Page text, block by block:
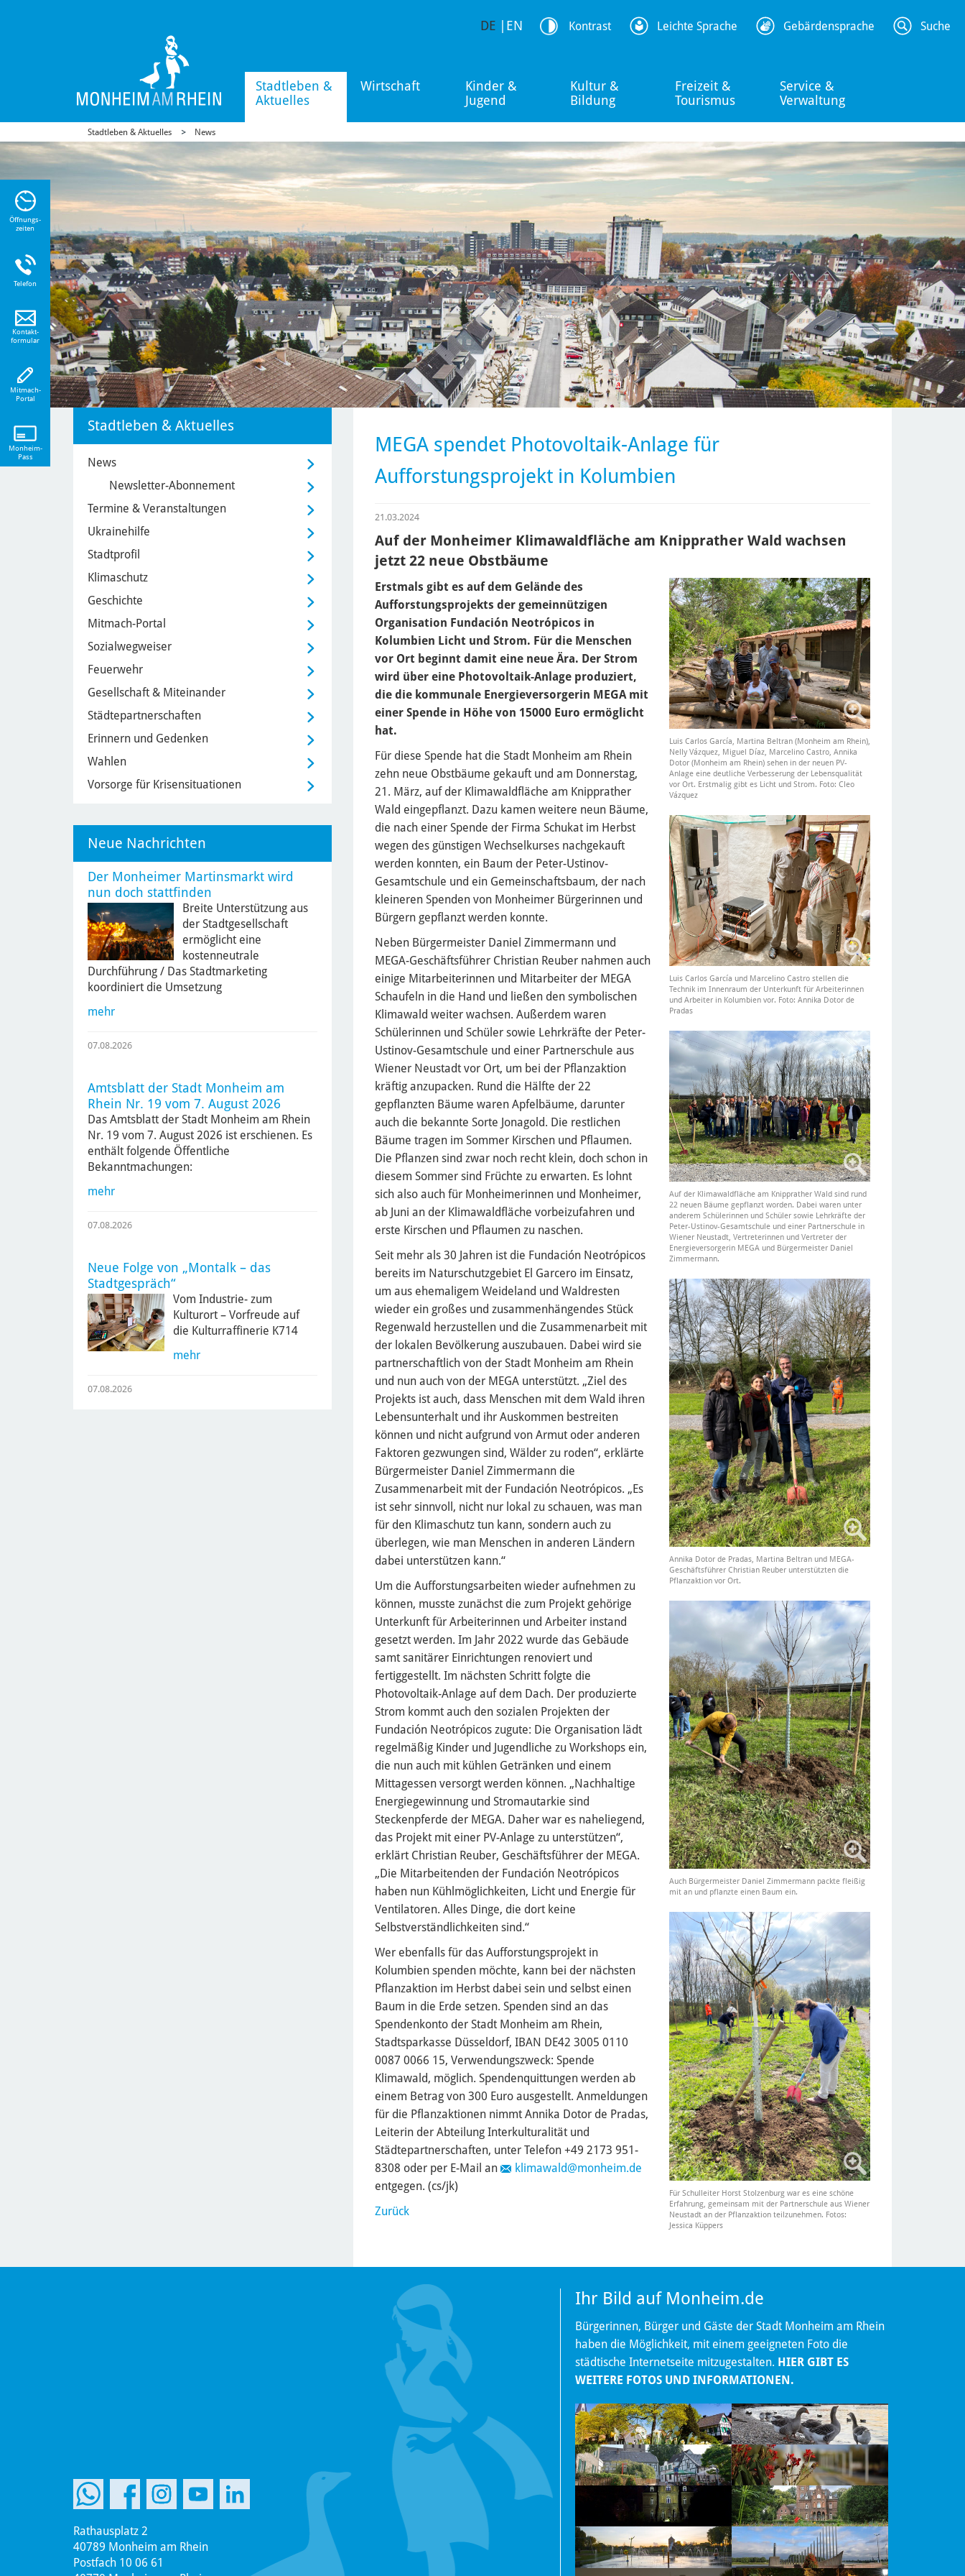
Stadtleben &
Aktuelles
Wirtschaft
Kinder &
Jugend
Kultur &
Bildung
Freizeit &
Tourismus
Service &
Verwaltung
DE EN Kontrast Leichte Sprache Gebärdensprache Suche
Stadtleben & Aktuelles News
MEGA spendet Photovoltaik-Anlage für
Aufforstungsprojekt in Kolumbien
21.03.2024
Auf der Monheimer Klimawaldfläche am Knipprather Wald wachsen
jetzt 22 neue Obstbäume
Luis Carlos García, Martina Beltran (Monheim am Rhein),
Nelly Vázquez, Miguel Díaz, Marcelino Castro, Annika
Dotor (Monheim am Rhein) sehen in der neuen PV-
Anlage eine deutliche Verbesserung der Lebensqualität
vor Ort. Erstmalig gibt es Licht und Strom. Foto: Cleo
Vázquez
Luis Carlos García und Marcelino Castro stellen die
Technik im Innenraum der Unterkunft für Arbeiterinnen
und Arbeiter in Kolumbien vor. Foto: Annika Dotor de
Pradas
Auf der Klimawaldfläche am Knipprather Wald sind rund
22 neuen Bäume gepflanzt worden. Dabei waren unter
anderem Schülerinnen und Schüler sowie Lehrkräfte der
Peter-Ustinov-Gesamtschule und einer Partnerschule in
Wiener Neustadt, Vertreterinnen und Vertreter der
Energieversorgerin MEGA und Bürgermeister Daniel
Zimmermann.
Annika Dotor de Pradas, Martina Beltran und MEGA-
Geschäftsführer Christian Reuber unterstützten die
Pflanzaktion vor Ort.
Auch Bürgermeister Daniel Zimmermann packte fleißig
mit an und pflanzte einen Baum ein.
Für Schulleiter Horst Stolzenburg war es eine schöne
Erfahrung, gemeinsam mit der Partnerschule aus Wiener
Neustadt an der Pflanzaktion teilzunehmen. Fotos:
Jessica Küppers
Erstmals gibt es auf dem Gelände des
Aufforstungsprojekts der gemeinnützigen
Organisation Fundación Neotrópicos in
Kolumbien Licht und Strom. Für die Menschen
vor Ort beginnt damit eine neue Ära. Der Strom
wird über eine Photovoltaik-Anlage produziert,
die die kommunale Energieversorgerin MEGA mit
einer Spende in Höhe von 15000 Euro ermöglicht
hat.
Für diese Spende hat die Stadt Monheim am Rhein
zehn neue Obstbäume gekauft und am Donnerstag,
21. März, auf der Klimawaldfläche am Knipprather
Wald eingepflanzt. Dazu kamen weitere neun Bäume,
die nach einer Spende der Firma Schukat im Herbst
wegen des günstigen Wechselkurses nachgekauft
werden konnten, ein Baum der Peter-Ustinov-
Gesamtschule und ein Gemeinschaftsbaum, der nach
kleineren Spenden von Monheimer Bürgerinnen und
Bürgern gepflanzt werden konnte.
Neben Bürgermeister Daniel Zimmermann und
MEGA-Geschäftsführer Christian Reuber nahmen auch
einige Mitarbeiterinnen und Mitarbeiter der MEGA
Schaufeln in die Hand und ließen den symbolischen
Klimawald weiter wachsen. Außerdem waren
Schülerinnen und Schüler sowie Lehrkräfte der Peter-
Ustinov-Gesamtschule und einer Partnerschule aus
Wiener Neustadt vor Ort, um bei der Pflanzaktion
kräftig anzupacken. Rund die Hälfte der 22
gepflanzten Bäume waren Apfelbäume, darunter
auch die bekannte Sorte Jonagold. Die restlichen
Bäume tragen im Sommer Kirschen und Pflaumen.
Die Pflanzen sind zwar noch recht klein, doch schon in
diesem Sommer sind Früchte zu erwarten. Es lohnt
sich also auch für Monheimerinnen und Monheimer,
ab Juni an der Klimawaldfläche vorbeizufahren und
erste Kirschen und Pflaumen zu naschen.
Seit mehr als 30 Jahren ist die Fundación Neotrópicos
bereits im Naturschutzgebiet El Garcero im Einsatz,
um aus ehemaligem Weideland und Waldresten
wieder ein großes und zusammenhängendes Stück
Regenwald herzustellen und die Zusammenarbeit mit
der lokalen Bevölkerung auszubauen. Dabei wird sie
partnerschaftlich von der Stadt Monheim am Rhein
und nun auch von der MEGA unterstützt. „Ziel des
Projekts ist auch, dass Menschen mit dem Wald ihren
Lebensunterhalt und ihr Auskommen bestreiten
können und nicht aufgrund von Armut oder anderen
Faktoren gezwungen sind, Wälder zu roden“, erklärte
Bürgermeister Daniel Zimmermann die
Zusammenarbeit mit der Fundación Neotrópicos. „Es
ist sehr sinnvoll, nicht nur lokal zu schauen, was man
für den Klimaschutz tun kann, sondern auch zu
überlegen, wie man Menschen in anderen Ländern
dabei unterstützen kann.“
Um die Aufforstungsarbeiten wieder aufnehmen zu
können, musste zunächst die zum Projekt gehörige
Unterkunft für Arbeiterinnen und Arbeiter instand
gesetzt werden. Im Jahr 2022 wurde das Gebäude
samt sanitärer Einrichtungen renoviert und
fertiggestellt. Im nächsten Schritt folgte die
Photovoltaik-Anlage auf dem Dach. Der produzierte
Strom kommt auch den sozialen Projekten der
Fundación Neotrópicos zugute: Die Organisation lädt
regelmäßig Kinder und Jugendliche zu Workshops ein,
die nun auch mit kühlen Getränken und einem
Mittagessen versorgt werden können. „Nachhaltige
Energiegewinnung und Stromautarkie sind
Steckenpferde der MEGA. Daher war es naheliegend,
das Projekt mit einer PV-Anlage zu unterstützen“,
erklärt Christian Reuber, Geschäftsführer der MEGA.
„Die Mitarbeitenden der Fundación Neotrópicos
haben nun Kühlmöglichkeiten, Licht und Energie für
Ventilatoren. Alles Dinge, die dort keine
Selbstverständlichkeiten sind.“
Wer ebenfalls für das Aufforstungsprojekt in
Kolumbien spenden möchte, kann bei der nächsten
Pflanzaktion im Herbst dabei sein und selbst einen
Baum in die Erde setzen. Spenden sind an das
Spendenkonto der Stadt Monheim am Rhein,
Stadtsparkasse Düsseldorf, IBAN DE42 3005 0110
0087 0066 15, Verwendungszweck: Spende
Klimawald, möglich. Spendenquittungen werden ab
einem Betrag von 300 Euro ausgestellt. Anmeldungen
für die Pflanzaktionen nimmt Annika Dotor de Pradas,
Leiterin der Abteilung Interkulturalität und
Städtepartnerschaften, unter Telefon +49 2173 951-
8308 oder per E-Mail an
klimawald@monheim.de
entgegen. (cs/jk)
Zurück
Stadtleben & Aktuelles
News
Newsletter-Abonnement
Termine & Veranstaltungen
Ukrainehilfe
Stadtprofil
Klimaschutz
Geschichte
Mitmach-Portal
Sozialwegweiser
Feuerwehr
Gesellschaft & Miteinander
Städtepartnerschaften
Erinnern und Gedenken
Wahlen
Vorsorge für Krisensituationen
Neue Nachrichten
Der Monheimer Martinsmarkt wird
nun doch stattfinden
Breite Unterstützung aus
der Stadtgesellschaft
ermöglicht eine
kostenneutrale
Durchführung / Das Stadtmarketing
koordiniert die Umsetzung
mehr
07.08.2026
Amtsblatt der Stadt Monheim am
Rhein Nr. 19 vom 7. August 2026
Das Amtsblatt der Stadt Monheim am Rhein
Nr. 19 vom 7. August 2026 ist erschienen. Es
enthält folgende Öffentliche
Bekanntmachungen:
mehr
07.08.2026
Neue Folge von „Montalk – das
Stadtgespräch“
Vom Industrie- zum
Kulturort – Vorfreude auf
die Kulturraffinerie K714
mehr
07.08.2026
Rathausplatz 2
40789 Monheim am Rhein
Postfach 10 06 61
Ihr Bild auf Monheim.de
Bürgerinnen, Bürger und Gäste der Stadt Monheim am Rhein
haben die Möglichkeit, mit einem geeigneten Foto die
städtische Internetseite mitzugestalten. HIER GIBT ES
WEITERE FOTOS UND INFORMATIONEN.
Öffnungs-
zeiten
Telefon
Kontakt-
formular
Mitmach-
Portal
Monheim-
Pass
Sie
zu